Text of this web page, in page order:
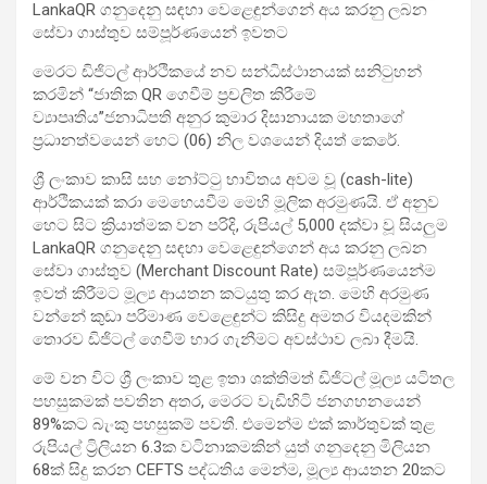
LankaQR ගනුදෙනු සඳහා වෙළෙඳුන්ගෙන් අය කරනු ලබන
සේවා ගාස්තුව සම්පූර්ණයෙන් ඉවතට
මෙරට ඩිජිටල් ආර්ථිකයේ නව සන්ධිස්ථානයක් සනිටුහන්
කරමින් “ජාතික QR ගෙවීම් ප්‍රචලිත කිරීමේ
ව්‍යාපෘතිය”ජනාධිපති අනුර කුමාර දිසානායක මහතාගේ
ප්‍රධානත්වයෙන් හෙට (06) නිල වශයෙන් දියත් කෙරේ.
ශ්‍රී ලංකාව කාසි සහ නෝට්ටු භාවිතය අවම වූ (cash-lite)
ආර්ථිකයක් කරා මෙහෙයවීම මෙහි මූලික අරමුණයි. ඒ අනුව
හෙට සිට ක්‍රියාත්මක වන පරිදි, රුපියල් 5,000 දක්වා වූ සියලුම
LankaQR ගනුදෙනු සඳහා වෙළෙඳුන්ගෙන් අය කරනු ලබන
සේවා ගාස්තුව (Merchant Discount Rate) සම්පූර්ණයෙන්ම
ඉවත් කිරීමට මූල්‍ය ආයතන කටයුතු කර ඇත. මෙහි අරමුණ
වන්නේ කුඩා පරිමාණ වෙළෙඳුන්ට කිසිදු අමතර වියදමකින්
තොරව ඩිජිටල් ගෙවීම් භාර ගැනීමට අවස්ථාව ලබා දීමයි.
මේ වන විට ශ්‍රී ලංකාව තුළ ඉතා ශක්තිමත් ඩිජිටල් මූල්‍ය යටිතල
පහසුකමක් පවතින අතර, මෙරට වැඩිහිටි ජනගහනයෙන්
89%කට බැංකු පහසුකම් පවතී. එමෙන්ම එක් කාර්තුවක් තුළ
රුපියල් ට්‍රිලියන 6.3ක වටිනාකමකින් යුත් ගනුදෙනු මිලියන
68ක් සිදු කරන CEFTS පද්ධතිය මෙන්ම, මූල්‍ය ආයතන 20කට